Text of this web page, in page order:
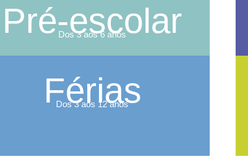
Pré-escolar
Dos 3 aos 6 anos
Férias
Dos 3 aos 12 anos